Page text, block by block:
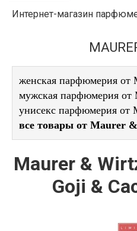
УХОД
Интернет-магазин
женская парфюмерия от
мужская парфюмерия от
унисекс парфюмерия от
все товары от Maurer
Maurer &
Goji &